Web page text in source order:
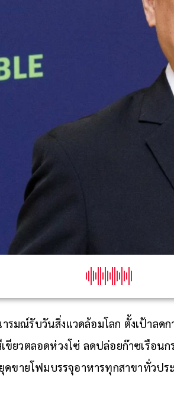
มณ์รับวันสิ่งแวดล้อมโลก ตั้งเป้าลด
ยวตลอดห่วงโซ่ ลดปล่อยก๊าซเรือนก
ขายโฟมบรรจุอาหารทุกสาขาทั่วปร